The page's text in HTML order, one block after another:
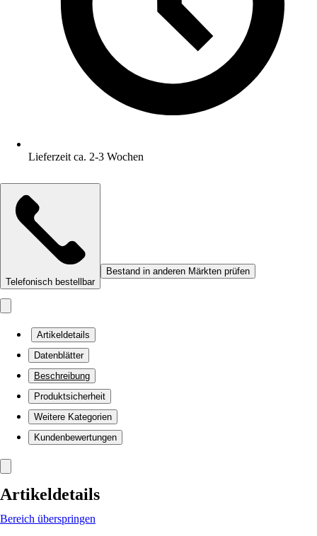
Lieferzeit ca. 2-3 Wochen
Telefonisch bestellbar
Bestand in anderen Märkten prüfen
Artikeldetails
Datenblätter
Beschreibung
Produktsicherheit
Weitere Kategorien
Kundenbewertungen
Artikeldetails
Bereich überspringen